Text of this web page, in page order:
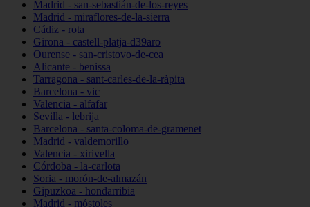
Madrid - san-sebastián-de-los-reyes
Madrid - miraflores-de-la-sierra
Cádiz - rota
Girona - castell-platja-d39aro
Ourense - san-cristovo-de-cea
Alicante - benissa
Tarragona - sant-carles-de-la-ràpita
Barcelona - vic
Valencia - alfafar
Sevilla - lebrija
Barcelona - santa-coloma-de-gramenet
Madrid - valdemorillo
Valencia - xirivella
Córdoba - la-carlota
Soria - morón-de-almazán
Gipuzkoa - hondarribia
Madrid - móstoles